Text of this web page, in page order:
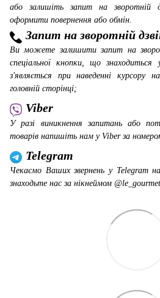
або залишіть запит на зворотній
оформити повернення або обмін.
Запит на зворотній
Ви можете залишити запит на
спеціальної кнопки, що
з'являється при наведенні
головній сторінці;
Viber
У разі виникнення запитань або
товарів напишіть нам у Viber за
Telegram
Чекаємо Ваших звернень у Telegram
знаходьте нас за нікнеймом